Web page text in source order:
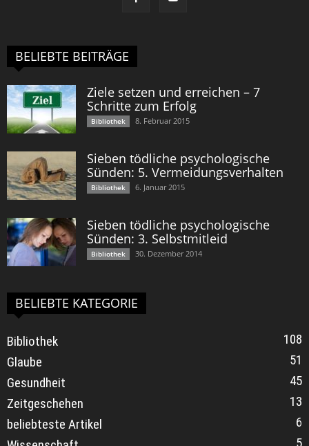
BELIEBTE BEITRÄGE
Ziele setzen und erreichen – 7
Schritte zum Erfolg
Bibliothek 8. Februar 2015
Sieben tödliche psychologische
Sünden: 5. Vermeidungsverhalten
Bibliothek 6. Januar 2015
Sieben tödliche psychologische
Sünden: 3. Selbstmitleid
Bibliothek 30. Dezember 2014
BELIEBTE KATEGORIE
Bibliothek
108
Glaube
51
Gesundheit
45
Zeitgeschehen
13
beliebteste Artikel
6
5